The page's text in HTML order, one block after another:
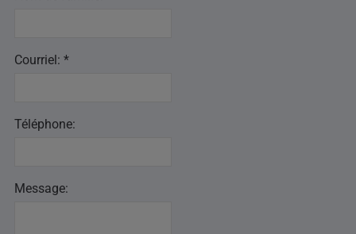
Courriel: *
Téléphone:
Message: